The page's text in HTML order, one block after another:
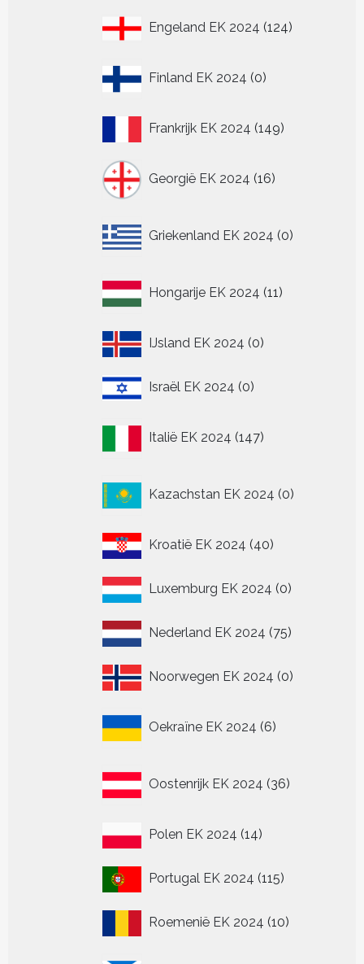
Engeland EK 2024 124124
Finland EK 2024 0
producten
Frankrijk EK 2024 149149
Georgië EK 2024 16
producten
Griekenland EK 2024 0
producten
Hongarije EK 2024 11
producten
IJsland EK 2024 00
Israël EK 2024 00
Italië EK 2024 147
producten
Kazachstan EK 2024 0
producten
Kroatië EK 2024 4040
Luxemburg EK 2024 00
Nederland EK 2024 7575
Noorwegen EK 2024 00
Oekraïne EK 2024 6
producten
Oostenrijk EK 2024 36
producten
Polen EK 2024 1414
Portugal EK 2024 115115
Roemenië EK 2024 1010